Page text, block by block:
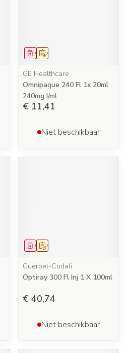
Op voorschrift
Geneesmiddel
GE Healthcare
Omnipaque 240 Fl 1x 20ml
240mg I/ml
€ 11,41
Niet beschikbaar
Op voorschrift
Geneesmiddel
Guerbet-Codali
Optiray 300 Fl Inj 1 X 100ml
€ 40,74
Niet beschikbaar